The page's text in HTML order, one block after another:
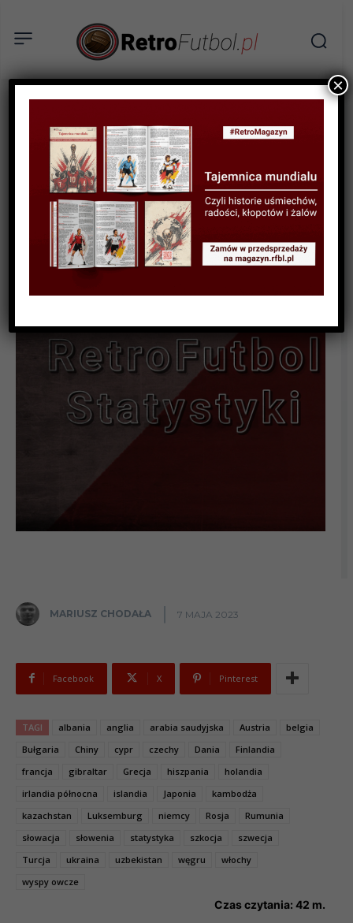
STATYSTYKI FUTBOLOWE
STATYSTYKI LIGOWE
STATYSTYKI PIŁKARZY
Statystyki polskich piłkarzy
w ligach zagranicznych w
sezonie 2022/23
MARIUSZ CHODAŁA 7 MAJA 2023
Facebook X Pinterest
TAGI albania anglia arabia saudyjska Austria
belgia
Bułgaria
Chiny cypr czechy Dania
Finlandia
francja
gibraltar Grecja hiszpania
holandia
irlandia północna
islandia Japonia
kambodża
kazachstan
Luksemburg niemcy Rosja
Rumunia
słowacja
słowenia statystyka szkocja
szwecja
Turcja
ukraina uzbekistan węgru
włochy
wyspy owcze
Czas czytania: 42 m.
×